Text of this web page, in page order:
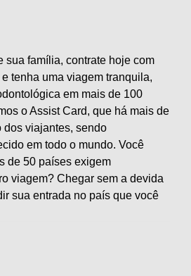
sua família, contrate hoje com
tenha uma viagem tranquila,
em mais de 100
o Assist Card, que há mais de
dos viajantes, sendo
em todo o mundo. Você
de 50 países exigem
viagem? Chegar sem a devida
sua entrada no país que você